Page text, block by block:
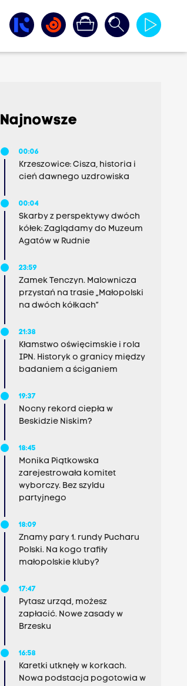
Najnowsze
00:06
Krzeszowice: Cisza, historia i
cień dawnego uzdrowiska
00:04
Skarby z perspektywy dwóch
kółek: Zaglądamy do Muzeum
Agatów w Rudnie
23:59
Zamek Tenczyn. Malownicza
przystań na trasie „Małopolski
na dwóch kółkach”
21:38
Kłamstwo oświęcimskie i rola
IPN. Historyk o granicy między
badaniem a ściganiem
19:37
Nocny rekord ciepła w
Beskidzie Niskim?
18:45
Monika Piątkowska
zarejestrowała komitet
wyborczy. Bez szyldu
partyjnego
18:09
Znamy pary 1. rundy Pucharu
Polski. Na kogo trafiły
małopolskie kluby?
17:47
Pytasz urząd, możesz
zapłacić. Nowe zasady w
Brzesku
16:58
Karetki utknęły w korkach.
Nowa podstacja pogotowia w